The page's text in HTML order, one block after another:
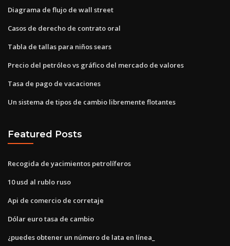
Diagrama de flujo de wall street
Casos de derecho de contrato oral
Tabla de tallas para niños sears
Precio del petróleo vs gráfico del mercado de valores
Tasa de pago de vacaciones
Un sistema de tipos de cambio libremente flotantes
Featured Posts
Recogida de yacimientos petrolíferos
10 usd al rublo ruso
Api de comercio de corretaje
Dólar euro tasa de cambio
¿puedes obtener un número de lata en línea_